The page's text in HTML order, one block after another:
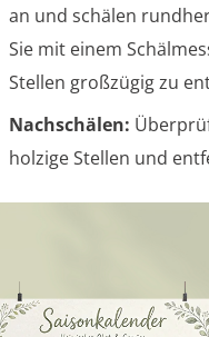
an und schälen
Sie mit einem
Stellen großzügig zu
Nachschälen:
holzige Stellen und